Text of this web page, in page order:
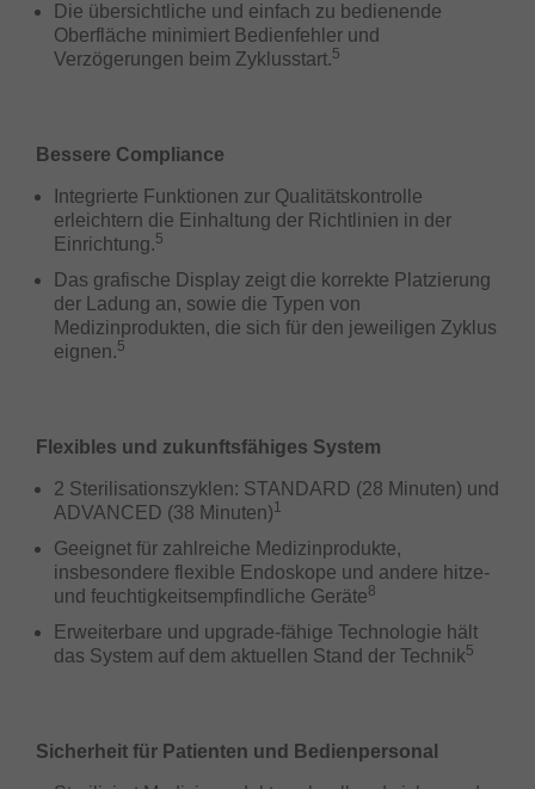
Die übersichtliche und einfach zu bedienende
Oberfläche minimiert Bedienfehler und
Verzögerungen beim Zyklusstart.5
Bessere Compliance
Integrierte Funktionen zur Qualitätskontrolle
erleichtern die Einhaltung der Richtlinien in der
Einrichtung.5
Das grafische Display zeigt die korrekte Platzierung
der Ladung an, sowie die Typen von
Medizinprodukten, die sich für den jeweiligen Zyklus
eignen.5
Flexibles und zukunftsfähiges System
2 Sterilisationszyklen: STANDARD (28 Minuten) und
ADVANCED (38 Minuten)1
Geeignet für zahlreiche Medizinprodukte,
insbesondere flexible Endoskope und andere hitze-
und feuchtigkeitsempfindliche Geräte8
Erweiterbare und upgrade-fähige Technologie hält
das System auf dem aktuellen Stand der Technik5
Sicherheit für Patienten und Bedienpersonal